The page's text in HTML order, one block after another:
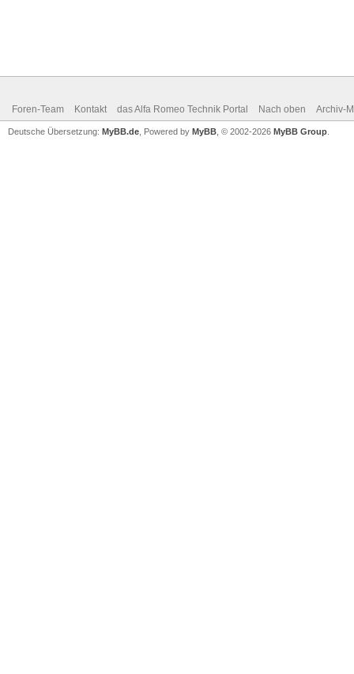
Foren-Team Kontakt das Alfa Romeo Technik Portal Nach oben Archiv-
Deutsche Übersetzung: MyBB.de , Powered by MyBB , © 2002-2026 MyBB Group